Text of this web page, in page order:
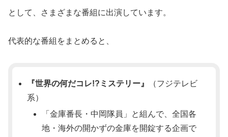
として、さまざまな番組に出演しています。
代表的な番組をまとめると、
『世界の何だコレ!?ミステリー』
（フジテレビ
系）
「金庫番長・中岡隊員」と組んで、全国各
地・海外の開かずの金庫を開錠する企画で